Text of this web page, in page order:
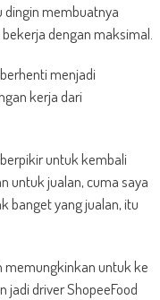
dingin membuatnya
dengan maksimal.
menjadi
kerja dari
untuk kembali
untuk jualan, cuma saya
banget yang jualan, itu
memungkinkan untuk ke
jadi driver ShopeeFood